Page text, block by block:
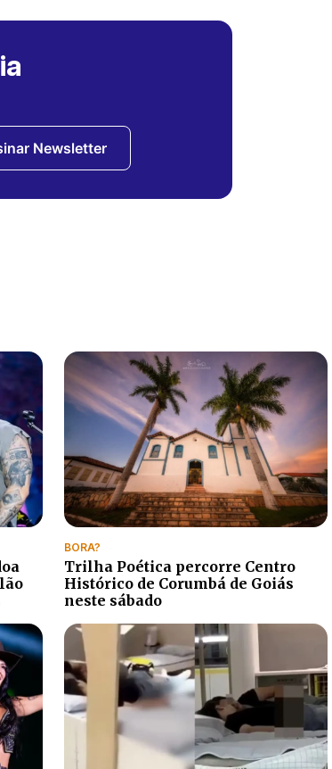
Newsletter
BORA?
Trilha Poética percorre Centro
Histórico de Corumbá de Goiás
neste sábado